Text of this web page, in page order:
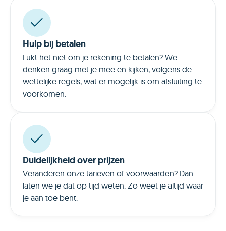
Hulp bij betalen
Lukt het niet om je rekening te betalen? We
denken graag met je mee en kijken, volgens de
wettelijke regels, wat er mogelijk is om afsluiting te
voorkomen.
Duidelijkheid over prijzen
Veranderen onze tarieven of voorwaarden? Dan
laten we je dat op tijd weten. Zo weet je altijd waar
je aan toe bent.